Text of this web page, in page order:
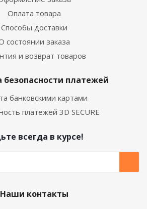
Оплата товара
Способы доставки
состоянии заказа
и возврат товаров
безопасности платежей
банковскими картами
платежей 3D SECURE
всегда в курсе!
Наши контакты